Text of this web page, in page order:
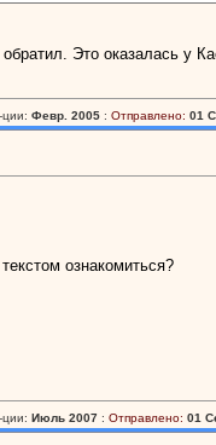
Это оказалась у
Февр. 2005: Отправлено: 01
ознакомиться?
Июль 2007: Отправлено: 01